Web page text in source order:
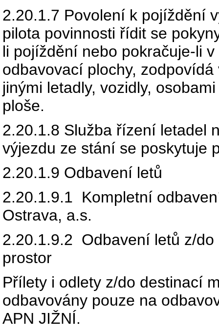
2.20.1.7 Povolení k pojíždění
pilota povinnosti řídit se
li pojíždění nebo pokračuje-li
odbavovací plochy,
jinými letadly, vozidly,
ploše.
2.20.1.8 Služba řízení letadel
výjezdu ze stání se poskytuje
2.20.1.9 Odbavení letů
2.20.1.9.1 Kompletní
Ostrava, a.s.
2.20.1.9.2 Odbavení letů z/
prostor
Přílety i odlety z/do destinací
odbavovány pouze na
APN JIŽNÍ.